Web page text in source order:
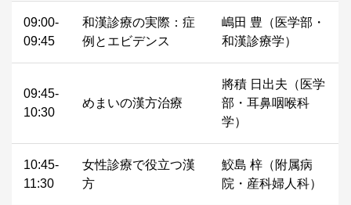
09:00-
09:45
和漢診療の実際：症
例とエビデンス
嶋田 豊（医学部・
和漢診療学）
09:45-
10:30
めまいの漢方治療
將積 日出夫（医学
部・耳鼻咽喉科
学）
10:45-
11:30
女性診療で役立つ漢
方
鮫島 梓（附属病
院・産科婦人科）